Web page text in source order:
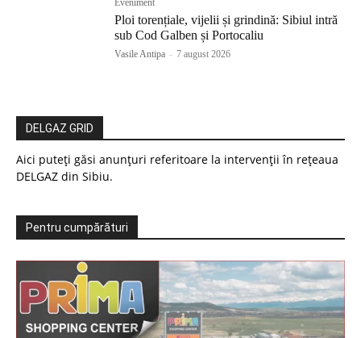
Eveniment
Ploi torențiale, vijelii și grindină: Sibiul intră
sub Cod Galben și Portocaliu
Vasile Antipa - 7 august 2026
DELGAZ GRID
Aici puteți găsi anunțuri referitoare la intervenții în rețeaua
DELGAZ din Sibiu.
Pentru cumpărături